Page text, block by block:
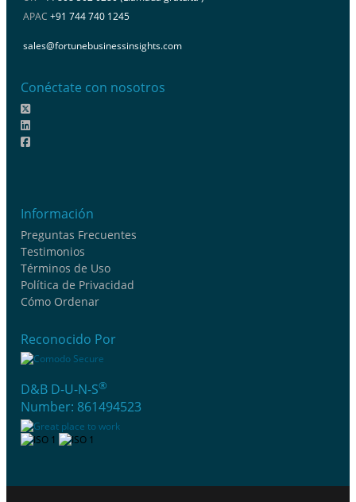
APAC +91 744 740 1245
sales@fortunebusinessinsights.com
Conéctate con nosotros
Información
Preguntas Frecuentes
Testimonios
Términos de Uso
Política de Privacidad
Cómo Ordenar
Reconocido Por
D&B D-U-N-S®
Number: 861494523